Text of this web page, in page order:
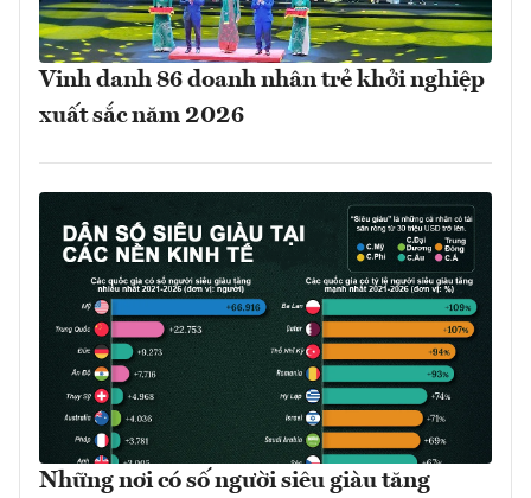
Vinh danh 86 doanh nhân trẻ khởi nghiệp
xuất sắc năm 2026
Những nơi có số người siêu giàu tăng